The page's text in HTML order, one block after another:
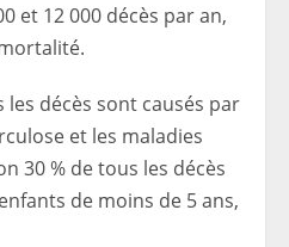
et 12 000 décès par an,
les décès sont causés par
et les maladies
30 % de tous les décès
de moins de 5 ans,